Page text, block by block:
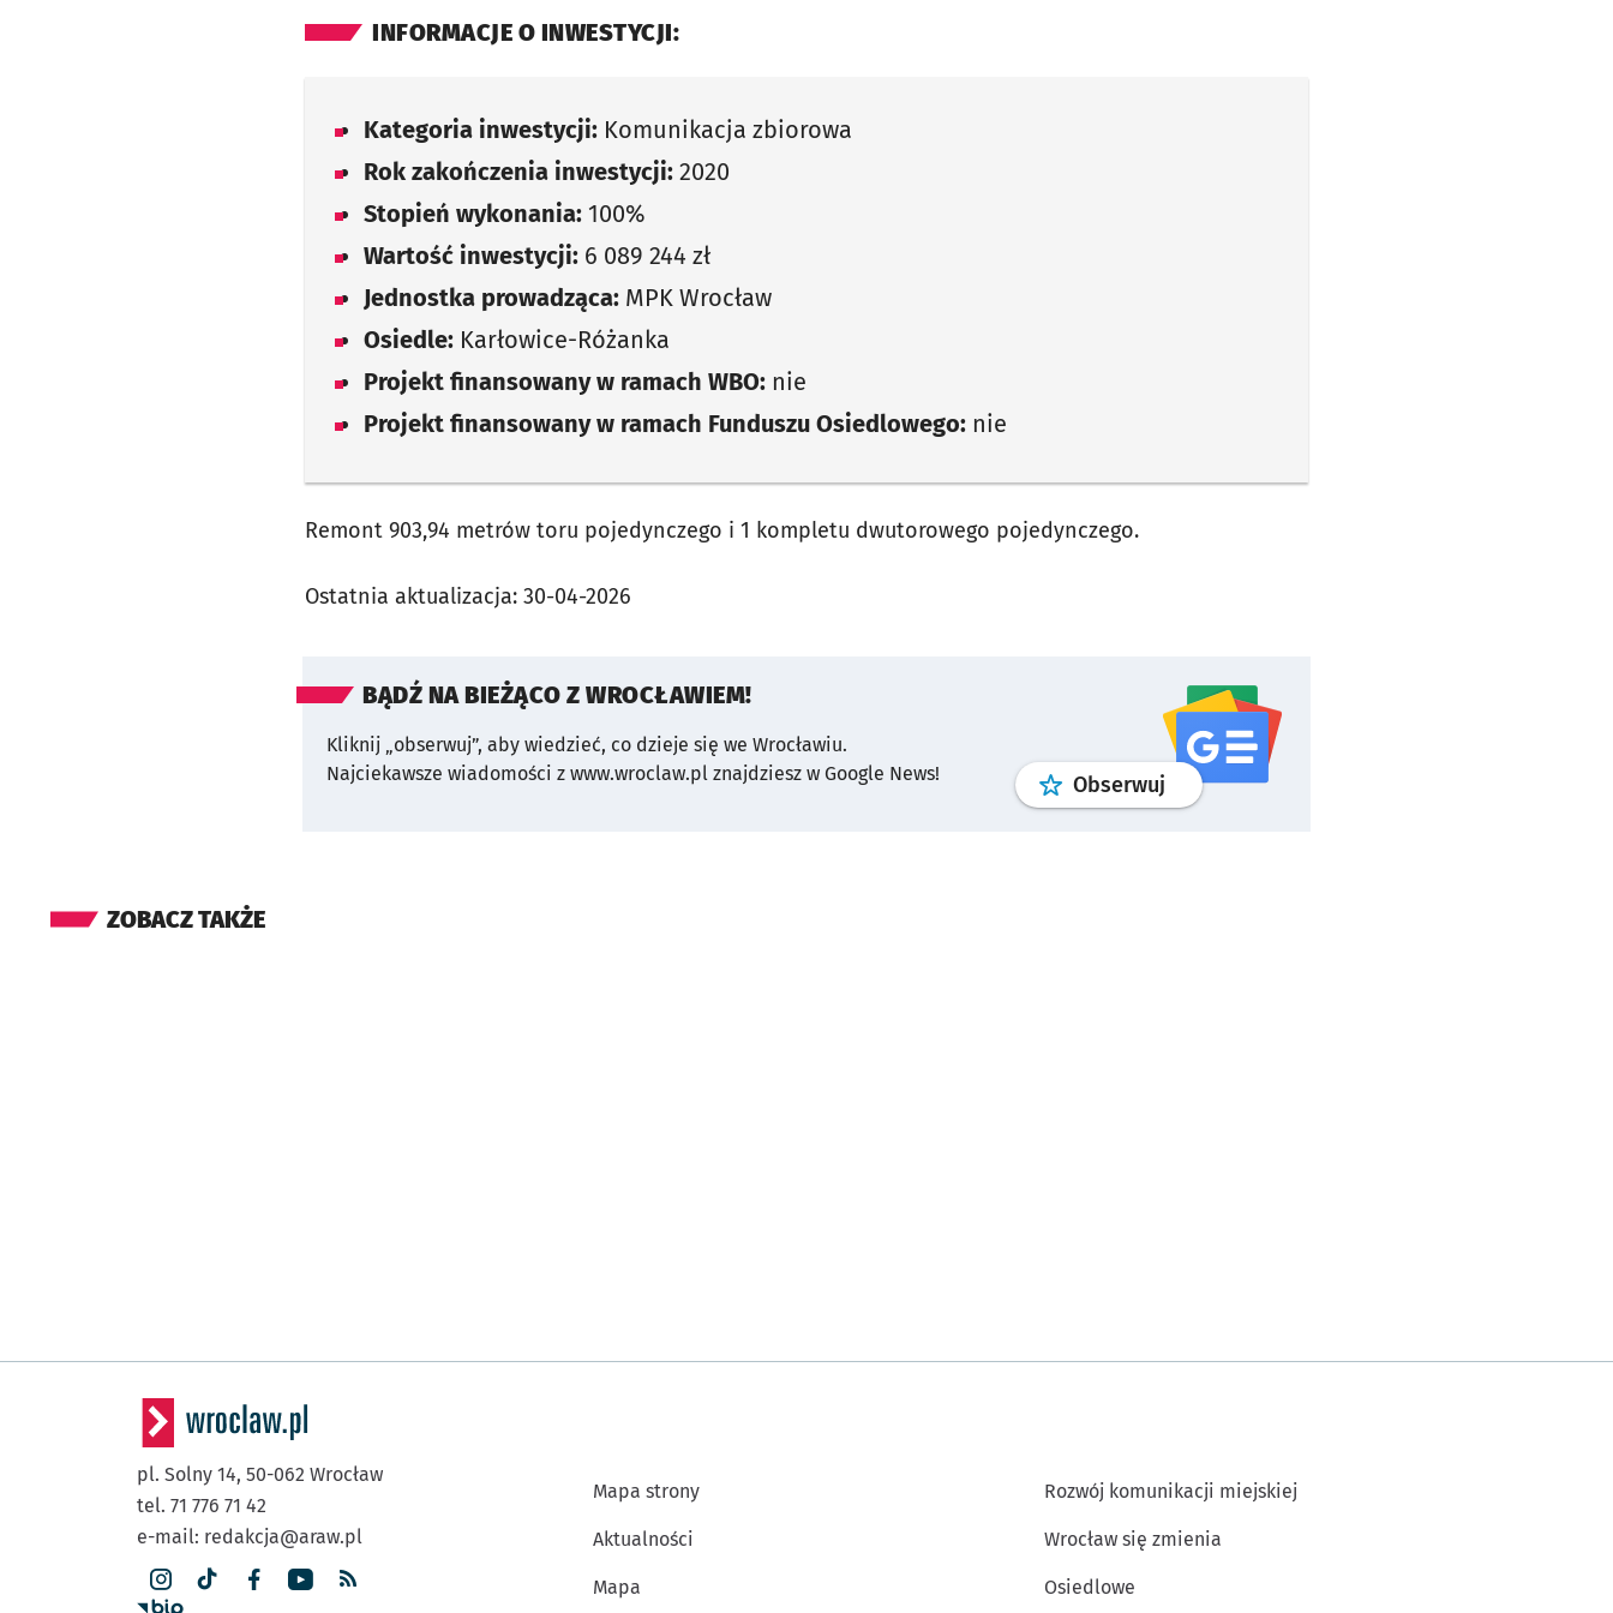
INFORMACJE O INWESTYCJI:
Kategoria inwestycji: Komunikacja zbiorowa
Rok zakończenia inwestycji: 2020
Stopień wykonania: 100%
Wartość inwestycji: 6 089 244 zł
Jednostka prowadząca: MPK Wrocław
Osiedle: Karłowice-Różanka
Projekt finansowany w ramach WBO: nie
Projekt finansowany w ramach Funduszu Osiedlowego: nie
Remont 903,94 metrów toru pojedynczego i 1 kompletu dwutorowego pojedynczego.
Ostatnia aktualizacja: 30-04-2026
BĄDŹ NA BIEŻĄCO Z WROCŁAWIEM!
Kliknij „obserwuj”, aby wiedzieć, co dzieje się we Wrocławiu.
Najciekawsze wiadomości z www.wroclaw.pl znajdziesz w Google News!
Obserwuj profilgoogle news
ZOBACZ TAKŻE
pl. Solny 14, 50-062 Wrocław
tel. 71 776 71 42
e-mail: redakcja@araw.pl
Mapa strony
Aktualności
Mapa
Rozwój komunikacji miejskiej
Wrocław się zmienia
Osiedlowe